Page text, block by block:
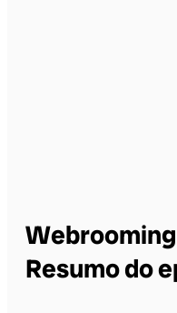
Resumo do